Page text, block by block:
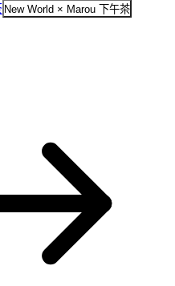
New World × Marou 下午茶